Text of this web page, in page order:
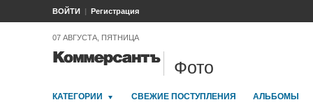
ВОЙТИ Регистрация
07 АВГУСТА, ПЯТНИЦА
Фото
КАТЕГОРИИ СВЕЖИЕ ПОСТУПЛЕНИЯ АЛЬБОМЫ